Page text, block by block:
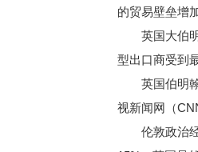
的贸易壁垒增
英国大伯明
型出口商受到
英国伯明翰
视新闻网（
伦敦政治经